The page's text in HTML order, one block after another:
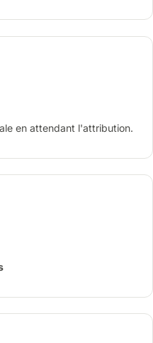
en attendant l'attribution.